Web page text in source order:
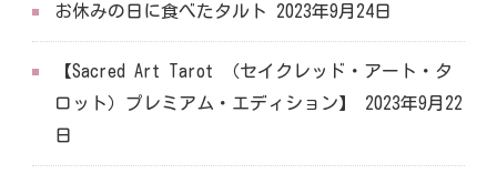
お休みの日に食べたタルト 2023年9月24日
【Sacred Art Tarot （セイクレッド・アート・タ
ロット）プレミアム・エディション】
2023年9月22
日